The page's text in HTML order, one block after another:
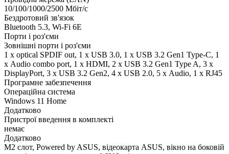
10/100/1000/2500 Мбіт/с
Бездротовий зв'язок
Bluetooth 5.3, Wi-Fi 6E
Порти і роз'єми
Зовнішні порти і роз'єми
1 x optical SPDIF out, 1 x USB 3.0, 1 x USB 3.2 Gen1 Type-C, 1
х Audio combo port, 1 х HDMI, 2 x USB 3.2 Gen1 Type A, 3 x
DisplayPort, 3 x USB 3.2 Gen2, 4 x USB 2.0, 5 х Audio, 1 x RJ45
Програмне забезпечення
Операційна система
Windows 11 Home
Додатково
Пристрої введення в комплекті
немає
Додатково
M2 слот, Powered by ASUS, відеокарта ASUS, вікно на боковій